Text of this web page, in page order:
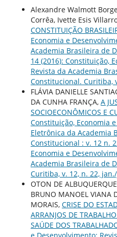
Alexandre Walmott
Corrêa, Ivette Esis
CONSTITUIÇÃO
Economia e
Academia Brasileira de
14 (2016): Constituição,
Revista da Academia
Constitucional. Curitiba,
FLÁVIA DANIELLE
DA CUNHA FRANÇA, A
SOCIOECONÔMICOS E
Constituição, Economia
Eletrônica da Academia
Constitucional : v. 12 n.
Economia e
Academia Brasileira de
Curitiba, v. 12, n. 22,
OTON DE
BRUNO MANOEL VIANA
MORAIS, CRISE DO
ARRANJOS DE
SAÚDE DOS